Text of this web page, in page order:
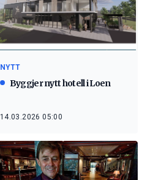
NYTT
Byggjer nytt hotell i Loen
14.03.2026 05:00